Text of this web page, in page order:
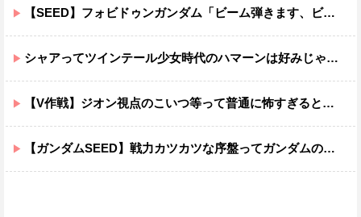
【SEED】フォビドゥンガンダム「ビーム弾きます、ビーム曲げられます、空飛びます」←二世代目でこれ出来るのおかしいだろ
シャアってツインテール少女時代のハマーンは好みじゃなかったの？
【V作戦】ジオン視点のこいつ等って普通に怖すぎると思う…
【ガンダムSEED】戦力カツカツな序盤ってガンダムの中だと割と珍しい気がする